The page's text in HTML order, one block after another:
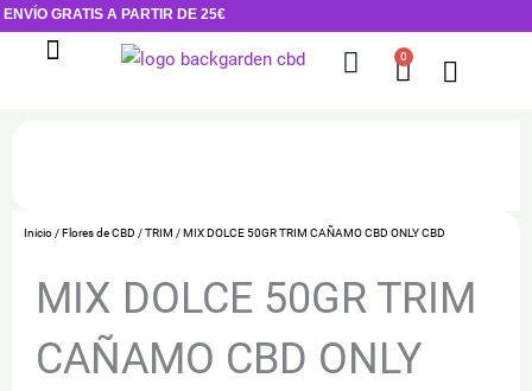
IrENVÍO GRATIS A PARTIR DE 25€
0
Cart
Inicio /Flores de CBD /TRIM / MIX DOLCE 50GR TRIM CAÑAMO CBD ONLY CBD
MIX DOLCE 50GR TRIM
CAÑAMO CBD ONLY